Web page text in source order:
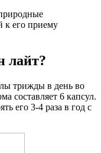
лайт?
трижды в день во
составляет 6 капсул.
его 3-4 раза в год с